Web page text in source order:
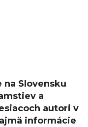
na Slovensku
a
autori v
informácie